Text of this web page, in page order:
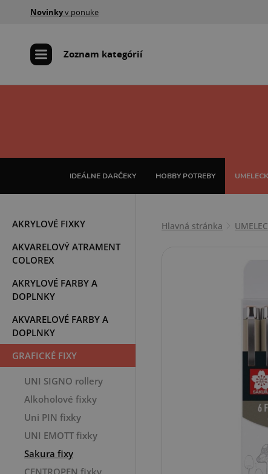
Novinkyv ponuke
Zoznam kategórií
IDEÁLNE DARČEKY HOBBY POTREBY
AKRYLOVÉ FIXKY
AKVARELOVÝ ATRAMENT
COLOREX
AKRYLOVÉ FARBY A
DOPLNKY
AKVARELOVÉ FARBY A
DOPLNKY
GRAFICKÉ FIXY
UNI SIGNO rollery
Alkoholové fixky
Uni PIN fixky
UNI EMOTT fixky
Sakura fixy
CENTROPEN fixky
Hlavná stránka